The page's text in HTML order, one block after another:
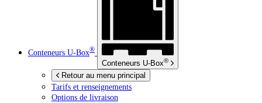
Conteneurs U-Box®
Conteneurs U-Box®
Retour au menu principal
Tarifs et renseignements
Options de livraison